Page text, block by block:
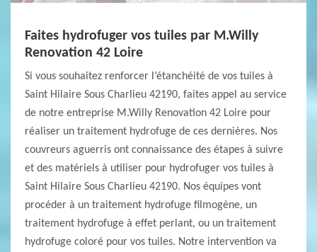
Faites hydrofuger vos tuiles par M.Willy
Renovation 42 Loire
Si vous souhaitez renforcer l’étanchéité de vos tuiles à
Saint Hilaire Sous Charlieu 42190, faites appel au service
de notre entreprise M.Willy Renovation 42 Loire pour
réaliser un traitement hydrofuge de ces dernières. Nos
couvreurs aguerris ont connaissance des étapes à suivre
et des matériels à utiliser pour hydrofuger vos tuiles à
Saint Hilaire Sous Charlieu 42190. Nos équipes vont
procéder à un traitement hydrofuge filmogène, un
traitement hydrofuge à effet perlant, ou un traitement
hydrofuge coloré pour vos tuiles. Notre intervention va